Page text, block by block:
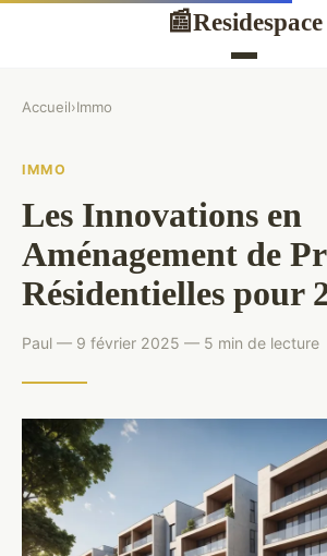
📰Residespace
Accueil›Immo
IMMO
Les Innovations en
Aménagement de
Résidentielles pour
Paul — 9 février 2025 — 5 min de lecture